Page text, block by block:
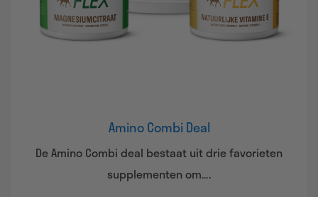
Amino Combi Deal
De Amino Combi deal bestaat uit drie favorieten
supplementen om….